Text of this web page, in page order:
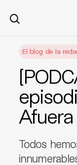
El blog de la
Afuera
Todos